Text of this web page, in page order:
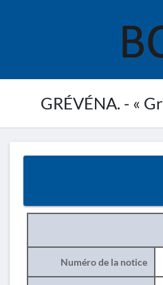
GRÉVÉNA. - «
Numéro de la notice